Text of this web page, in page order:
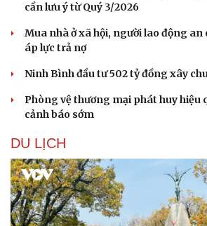
Dinh dưỡng - món ngon
Sản phụ khoa
Nam khoa
Làm đẹp - giảm cân
Ăn sạch sống khỏe
Tình
cần lưu ý từ Quý 3/2026
Mua nhà ở xã hội, người lao động
áp lực trả nợ
Ninh Bình đầu tư 502 tỷ đồng xây
Phòng vệ thương mại phát huy hiệu
cảnh báo sớm
DU LỊCH